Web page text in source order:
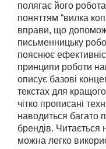
полягає його
поняттям “вилка
вправи, що
письменницьку
пояснює
принципи роботи
описує базові
текстах для
чітко прописані
наводиться багато
брендів. Читається
можна легко